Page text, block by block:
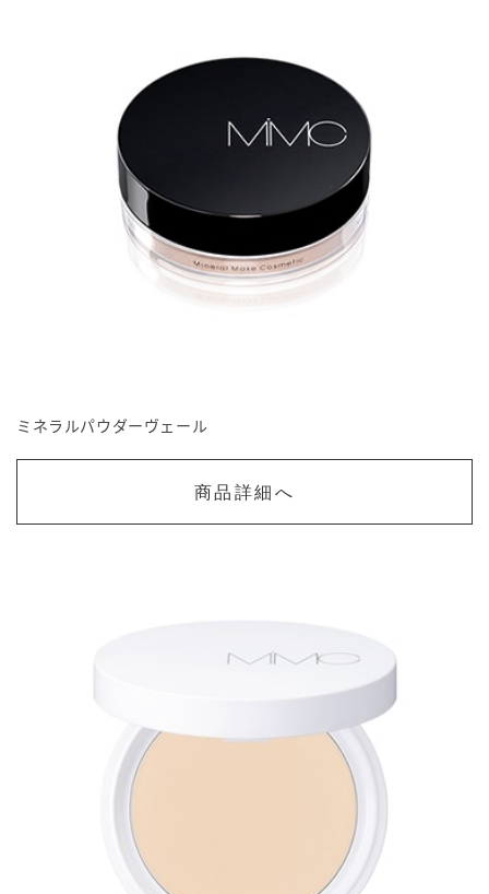
ミネラルパウダーヴェール
商品詳細へ